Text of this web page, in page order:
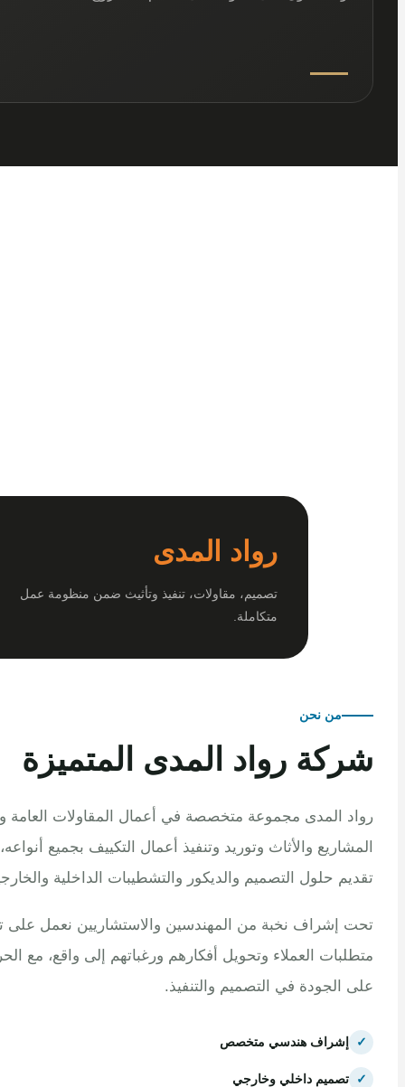
رواد المدى
تصميم، مقاولات، تنفيذ وتأثيث ضمن منظومة عمل
من نحن
رواد المدى المتميزة
المدى مجموعة متخصصة في أعمال المقاولات العامة وتنفيذ
والأثاث وتوريد وتنفيذ أعمال التكييف بجميع أنواعه، مع
حلول التصميم والديكور والتشطيبات الداخلية والخارجية.
إشراف نخبة من المهندسين والاستشاريين نعمل على تلبية
العملاء وتحويل أفكارهم ورغباتهم إلى واقع، مع الحرص
في التصميم والتنفيذ.
إشراف هندسي متخصص
تصميم داخلي وخارجي